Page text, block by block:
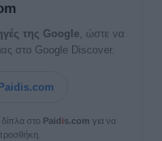
της Google, ώστε να
στο Google Discover.
δίπλα στο Paid is.com για να